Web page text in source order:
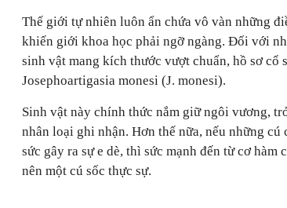
Thế giới tự nhiên luôn ẩn chứa vô vàn những
khiến giới khoa học phải ngỡ ngàng. Đối với
sinh vật mang kích thước vượt chuẩn, hồ sơ cổ
Josephoartigasia monesi (J. monesi).
Sinh vật này chính thức nắm giữ ngôi vương,
nhân loại ghi nhận. Hơn thế nữa, nếu những
sức gây ra sự e dè, thì sức mạnh đến từ cơ hàm
nên một cú sốc thực sự.